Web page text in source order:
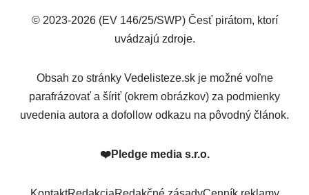
© 2023-2026 (EV 146/25/SWP) Česť pirátom, ktorí
uvádzajú zdroje.
Obsah zo stránky Vedelisteze.sk je možné voľne
parafrázovať a šíriť (okrem obrázkov) za podmienky
uvedenia autora a dofollow odkazu na pôvodný článok.
❤️Pledge media s.r.o.